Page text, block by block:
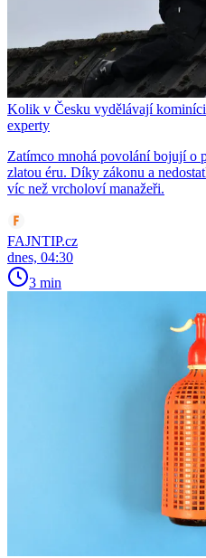
Kolik v Česku vydělávají
experty
Zatímco mnohá povolání bojují o
zlatou éru. Díky zákonu a
víc než vrcholoví manažeři.
FAJNTIP.cz
dnes, 04:30
3 min